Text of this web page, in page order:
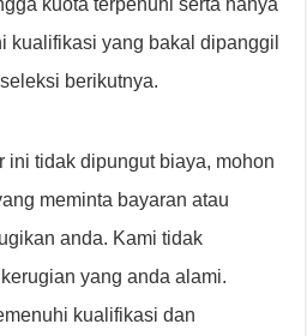
kuota terpenuhi serta hanya
kualifikasi yang bakal dipanggil
berikutnya.
ini tidak dipungut biaya, mohon
meminta bayaran atau
anda. Kami tidak
yang anda alami.
kualifikasi dan